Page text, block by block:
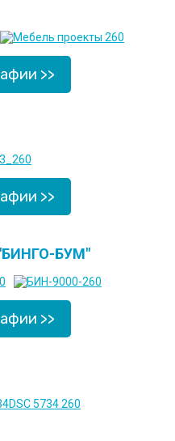
>>
>>
БУМ"
>>